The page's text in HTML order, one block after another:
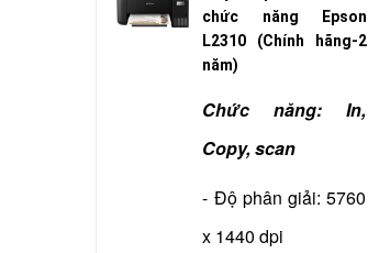
- Cổng giao tiếp: USB
EP303
- Kết nối: USB
- Bảo hành: Hãng LBM
- Xuất xứ: China
chức năng Epson
L2310 (Chính hãng-2
năm)
Chức năng: In,
Copy, scan
- Độ phân giải: 5760
x 1440 dpi